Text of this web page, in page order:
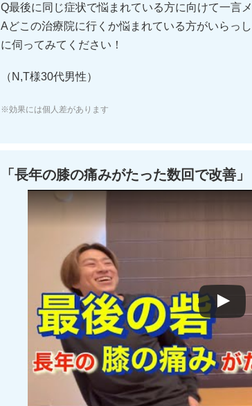
Q最後に同じ症状で悩まれている方に向けて一言
Aどこの治療院に行くか悩まれている方がいらっ
に伺ってみてください！
（N,T様30代男性）
※効果には個人差があります
「長年の膝の痛みがたった数回で改善」
Watch this video on YouTube